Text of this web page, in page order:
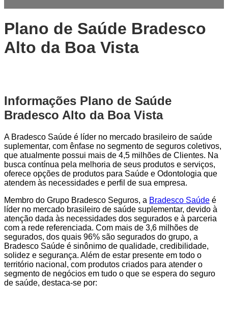
Plano de Saúde Bradesco
Alto da Boa Vista
Informações Plano de Saúde
Bradesco Alto da Boa Vista
A Bradesco Saúde é líder no mercado brasileiro de saúde
suplementar, com ênfase no segmento de seguros coletivos,
que atualmente possui mais de 4,5 milhões de Clientes. Na
busca contínua pela melhoria de seus produtos e serviços,
oferece opções de produtos para Saúde e Odontologia que
atendem às necessidades e perfil de sua empresa.
Membro do Grupo Bradesco Seguros, a Bradesco Saúde é
líder no mercado brasileiro de saúde suplementar, devido à
atenção dada às necessidades dos segurados e à parceria
com a rede referenciada. Com mais de 3,6 milhões de
segurados, dos quais 96% são segurados do grupo, a
Bradesco Saúde é sinônimo de qualidade, credibilidade,
solidez e segurança. Além de estar presente em todo o
território nacional, com produtos criados para atender o
segmento de negócios em tudo o que se espera do seguro
de saúde, destaca-se por: